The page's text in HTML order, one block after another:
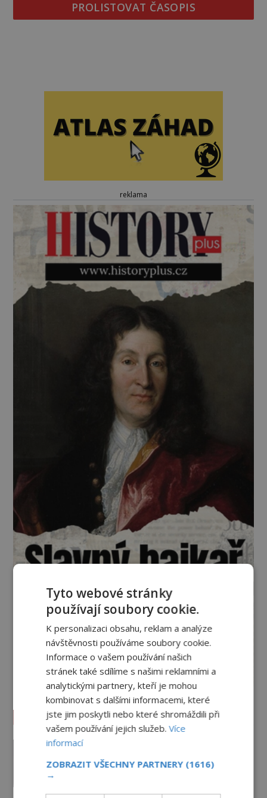
PROLISTOVAT ČASOPIS
reklama
Vesmír a technologie
PREMIUM 27.7.2026 3.5TIS
Tyto webové stránky
používají soubory cookie.
K personalizaci obsahu, reklam a analýze
návštěvnosti používáme soubory cookie.
Informace o vašem používání našich
stránek také sdílíme s našimi reklamními a
analytickými partnery, kteří je mohou
kombinovat s dalšími informacemi, které
jste jim poskytli nebo které shromáždili při
vašem používání jejich služeb.Více
informací
ZOBRAZIT VŠECHNY PARTNERY (1616)
→